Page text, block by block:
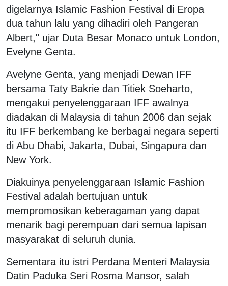
digelarnya Islamic Fashion Festival di Eropa
dua tahun lalu yang dihadiri oleh Pangeran
Albert," ujar Duta Besar Monaco untuk London,
Evelyne Genta.
Avelyne Genta, yang menjadi Dewan IFF
bersama Taty Bakrie dan Titiek Soeharto,
mengakui penyelenggaraan IFF awalnya
diadakan di Malaysia di tahun 2006 dan sejak
itu IFF berkembang ke berbagai negara seperti
di Abu Dhabi, Jakarta, Dubai, Singapura dan
New York.
Diakuinya penyelenggaraan Islamic Fashion
Festival adalah bertujuan untuk
mempromosikan keberagaman yang dapat
menarik bagi perempuan dari semua lapisan
masyarakat di seluruh dunia.
Sementara itu istri Perdana Menteri Malaysia
Datin Paduka Seri Rosma Mansor, salah